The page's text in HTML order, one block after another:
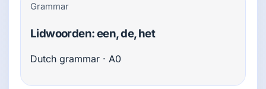
Grammar
Lidwoorden: een, de, het
Dutch grammar · A0